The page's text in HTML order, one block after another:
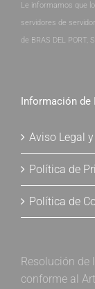
Le informamos que
servidores de
de BRAS DEL
Información de
Aviso Legal
Política de
Política de
Resolución de
conforme al